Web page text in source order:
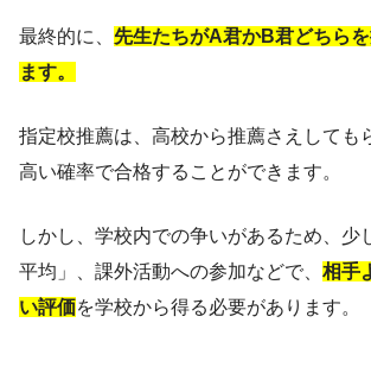
最終的に、 先生たちがA君かB君どちら
ます。
指定校推薦は、高校から推薦さえしても
高い確率で合格することができます。
しかし、学校内での争いがあるため、 少
平均」
、課外活動への参加などで、 相手
い評価を学校から得る必要があります。